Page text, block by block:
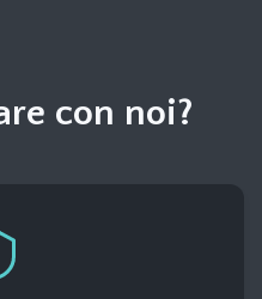
con noi?